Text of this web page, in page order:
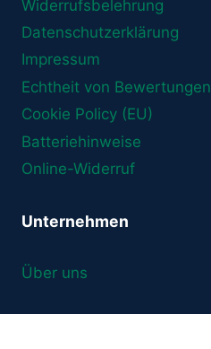
Widerrufsbelehrung
Datenschutzerklärung
Impressum
Echtheit von Bewertungen
Cookie Policy (EU)
Batteriehinweise
Online-Widerruf
Unternehmen
Über uns